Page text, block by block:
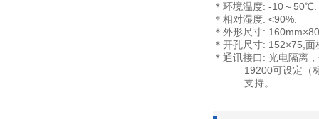
＊环境温度: -10～50℃.
＊相对湿度: <90%.
＊外形尺寸:
＊开孔尺寸: 152×75,面
＊通讯接口: 光电隔离
19200可设定（标准
支持。